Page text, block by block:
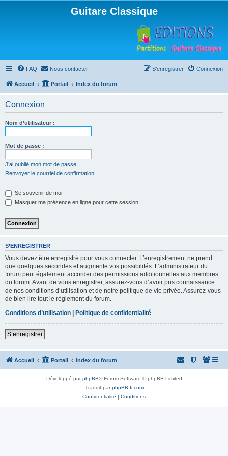
Guitare Classique
FAQ Nous contacter Connexion
S’enregistrer
Accueil Portail Index du forum
Connexion
Nom d’utilisateur :
Mot de passe :
J’ai oublié mon mot de passe
Renvoyer le courriel de confirmation
Se souvenir de moi
Masquer ma présence en ligne pour cette session
S’ENREGISTRER
Vous devez être enregistré pour vous connecter. L’enregistrement ne prend
que quelques secondes et augmente vos possibilités. L’administrateur du
forum peut également accorder des permissions additionnelles aux membres
du forum. Avant de vous enregistrer, assurez-vous d’avoir pris connaissance
de nos conditions d’utilisation et de notre politique de vie privée. Assurez-vous
de bien lire tout le règlement du forum.
Conditions d’utilisation | Politique de confidentialité
S’enregistrer
Accueil Portail Index du forum
Développé parphpBB® Forum Software © phpBB Limited
Traduit parphpBB-fr.com
Confidentialité | Conditions